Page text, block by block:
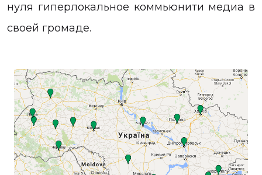
нуля гиперлокальное коммьюнити медиа в
своей громаде.